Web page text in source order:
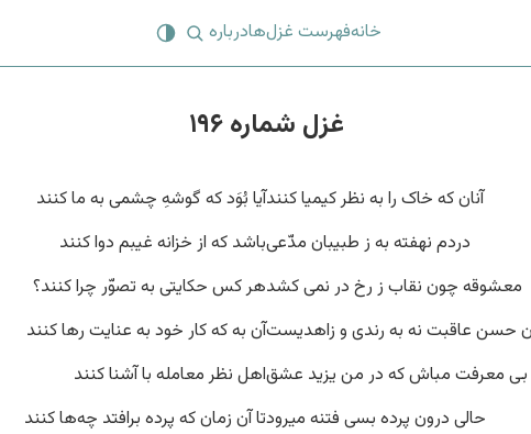
خانهفهرست غزل‌هادرباره
غزل شماره ۱۹۶
آنان که خاک را به نظر کیمیا کنندآیا بُوَد که گوشهِ چشمی به ما کنند
دردم نهفته به ز طبیبان مدّعیباشد که از خزانه غیبم دوا کنند
معشوقه چون نقاب ز رخ در نمی کشدهر کس حکایتی به تصوّر چرا کنند؟
حسن عاقبت نه به رندی و زاهدیستآن به که کار خود به عنایت رها کنند
بی معرفت مباش که در من یزید عشقاهل نظر معامله با آشنا کنند
حالی درون پرده بسی فتنه میرودتا آن زمان که پرده برافتد چه‌ها کنند